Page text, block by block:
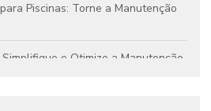
Piscinas: Torne a Manutenção
e Otimize a Manutenção